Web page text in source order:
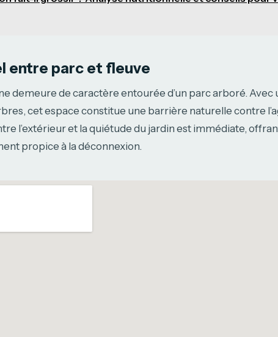
entre parc et fleuve
demeure de caractère entourée d’un parc arboré. Avec
cet espace constitue une barrière naturelle contre
l’extérieur et la quiétude du jardin est immédiate,
propice à la déconnexion.